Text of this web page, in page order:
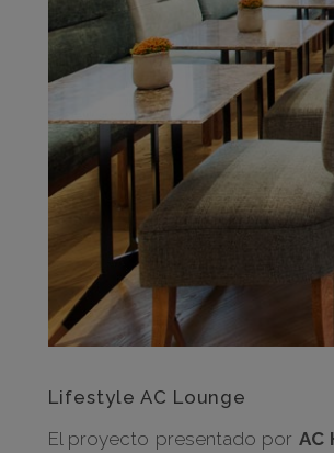
Lifestyle AC Lounge
El proyecto presentado por AC